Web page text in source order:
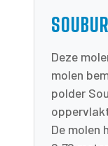
Deze
molen
polder
De molen